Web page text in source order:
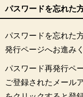
パスワードを忘れた
パスワードを忘れた
発行ページへお進み
パスワード再発行ペ
ご登録されたメール